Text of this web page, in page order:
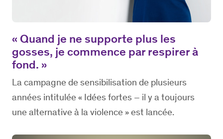
« Quand je ne supporte plus les
gosses, je commence par respirer à
fond. »
La campagne de sensibilisation de plusieurs
années intitulée « Idées fortes – il y a toujours
une alternative à la violence » est lancée.